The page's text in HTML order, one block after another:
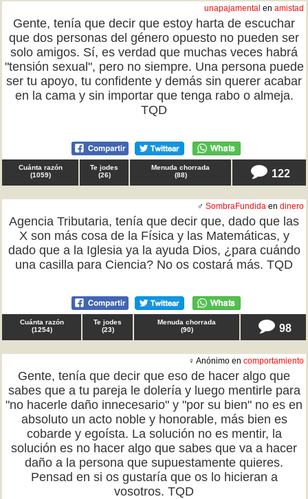
unapajamental en amistad
Gente, tenía que decir que estoy harta de escuchar
que dos personas del género opuesto no pueden ser
solo amigos. Sí, es verdad que muchas veces habrá
"tensión sexual", pero no siempre. Una persona puede
ser tu apoyo, tu confidente y demás sin querer acabar
en la cama y sin importar que tenga rabo o almeja.
TQD
Cuánta razón
(1059)
Te jodes
(26)
Menuda chorrada
(88) 122
♂ SombraFundida en dinero
Agencia Tributaria, tenía que decir que, dado que las
X son más cosa de la Física y las Matemáticas, y
dado que a la Iglesia ya la ayuda Dios, ¿para cuándo
una casilla para Ciencia? No os costará más. TQD
Cuánta razón
(1254)
Te jodes
(23)
Menuda chorrada
(90) 98
♀ Anónimo en comportamiento
Gente, tenía que decir que eso de hacer algo que
sabes que a tu pareja le dolería y luego mentirle para
"no hacerle daño innecesario" y "por su bien" no es en
absoluto un acto noble y honorable, más bien es
cobarde y egoísta. La solución no es mentir, la
solución es no hacer algo que sabes que va a hacer
daño a la persona que supuestamente quieres.
Pensad en si os gustaría que os lo hicieran a
vosotros. TQD